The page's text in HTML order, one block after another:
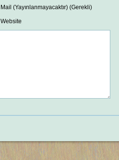
Mail (Yayınlanmayacaktır) (Gerekli)
Website